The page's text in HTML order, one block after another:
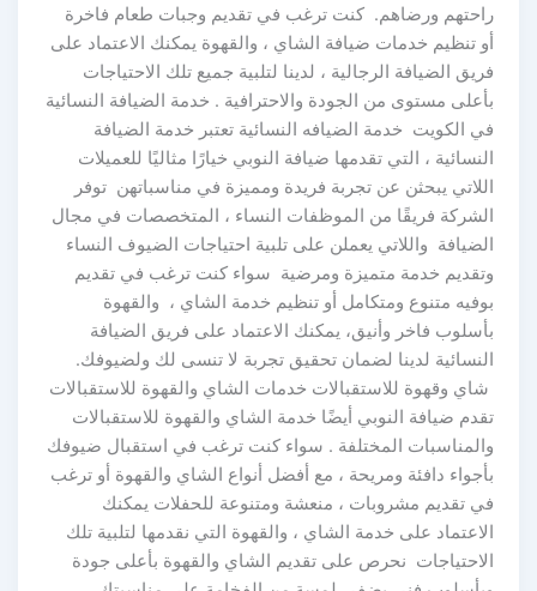
راحتهم ورضاهم. كنت ترغب في تقديم وجبات طعام فاخرة
أو تنظيم خدمات ضيافة الشاي ، والقهوة يمكنك الاعتماد على
فريق الضيافة الرجالية ، لدينا لتلبية جميع تلك الاحتياجات
بأعلى مستوى من الجودة والاحترافية . خدمة الضيافة النسائية
في الكويت خدمة الضيافه النسائية تعتبر خدمة الضيافة
النسائية ، التي تقدمها ضيافة النوبي خيارًا مثاليًا للعميلات
اللاتي يبحثن عن تجربة فريدة ومميزة في مناسباتهن توفر
الشركة فريقًا من الموظفات النساء ، المتخصصات في مجال
الضيافة واللاتي يعملن على تلبية احتياجات الضيوف النساء
وتقديم خدمة متميزة ومرضية سواء كنت ترغب في تقديم
بوفيه متنوع ومتكامل أو تنظيم خدمة الشاي ، والقهوة
بأسلوب فاخر وأنيق، يمكنك الاعتماد على فريق الضيافة
النسائية لدينا لضمان تحقيق تجربة لا تنسى لك ولضيوفك.
شاي وقهوة للاستقبالات خدمات الشاي والقهوة للاستقبالات
تقدم ضيافة النوبي أيضًا خدمة الشاي والقهوة للاستقبالات
والمناسبات المختلفة . سواء كنت ترغب في استقبال ضيوفك
بأجواء دافئة ومريحة ، مع أفضل أنواع الشاي والقهوة أو ترغب
في تقديم مشروبات ، منعشة ومتنوعة للحفلات يمكنك
الاعتماد على خدمة الشاي ، والقهوة التي نقدمها لتلبية تلك
الاحتياجات نحرص على تقديم الشاي والقهوة بأعلى جودة